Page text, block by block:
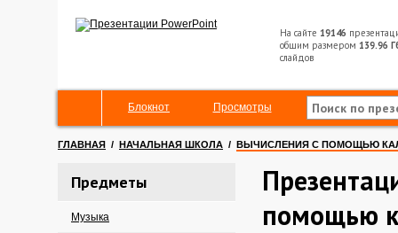
На сайте 19146
общим размером 139.96
слайдов
Блокнот Просмотры
ГЛАВНАЯ / НАЧАЛЬНАЯ ШКОЛА / ВЫЧИСЛЕНИЯ С ПОМОЩЬЮ
Предметы
Музыка
помощью